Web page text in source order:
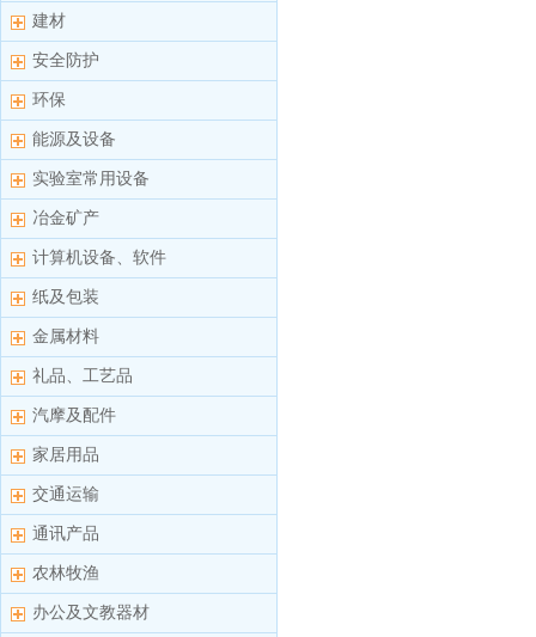
建材
安全防护
环保
能源及设备
实验室常用设备
冶金矿产
计算机设备、软件
纸及包装
金属材料
礼品、工艺品
汽摩及配件
家居用品
交通运输
通讯产品
农林牧渔
办公及文教器材